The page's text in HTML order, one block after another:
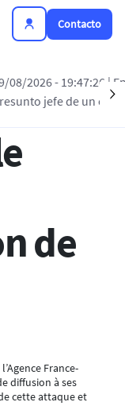
Contacto
19:47:26 | Emiratos
de un cártel
de
France-
diffusion à ses
cette attaque et